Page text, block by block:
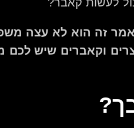
זה הוא לא עצה
וקאברים שיש לכם